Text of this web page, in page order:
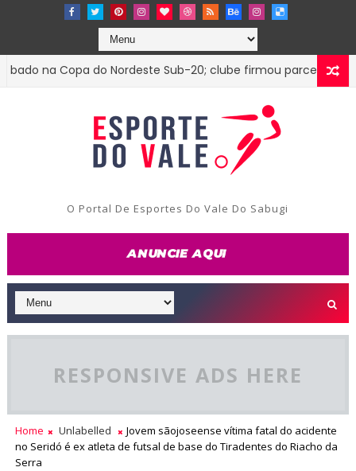
na Copa do Nordeste Sub-20; clube firmou parceria com o
O Portal De Esportes Do Vale Do Sabugi
RESPONSIVE ADS HERE
Home Unlabelled
Jovem sãojoseense vítima fatal do acidente
no Seridó é ex atleta de futsal de base do Tiradentes do Riacho da
Serra